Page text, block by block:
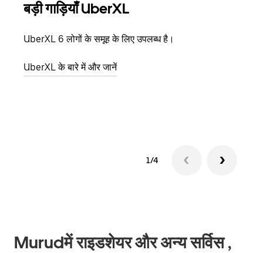
बड़ी गाड़ियाँ UberXL
UberXL 6 लोगों के समूह के लिए उपलब्ध है।
UberXL के बारे में और जानें
1/4
Murudमें राइडशेयर और अन्य सर्विस ,